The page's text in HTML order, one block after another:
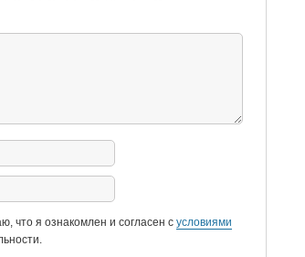
что я ознакомлен и согласен с условиями